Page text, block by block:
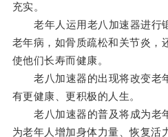
充实。
老年人运用老八加速器进行
老年病，如骨质疏松和关节炎，
使他们长寿而健康。
老八加速器的出现将改变老
有更健康、更积极的人生。
老八加速器的普及将成为老年
为老年人增加身体力量、恢复活